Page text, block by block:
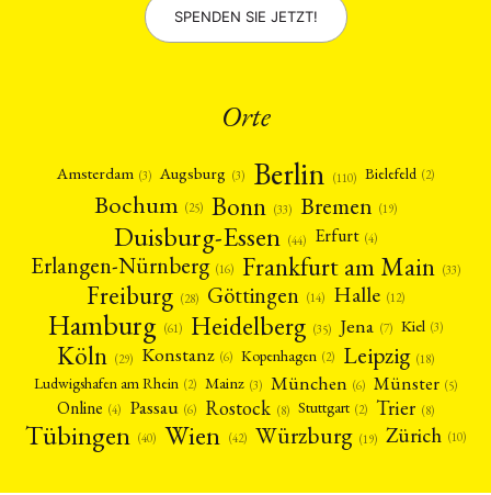
SPENDEN SIE JETZT!
Orte
Amsterdam (3) Augsburg (3) Berlin (110) Bielefeld (2)
Bochum (25) Bonn (33) Bremen (19)
Duisburg-Essen (44) Erfurt (4)
Erlangen-Nürnberg (16) Frankfurt am Main (33)
Freiburg (28) Göttingen (14) Halle (12)
Hamburg (61) Heidelberg (35) Jena (7) Kiel (3)
Köln (29) Konstanz (6) Kopenhagen (2) Leipzig (18)
Ludwigshafen am Rhein (2) Mainz (3) München (6) Münster (5)
Online (4) Passau (6) Rostock (8) Stuttgart (2) Trier (8)
Tübingen (40) Wien (42) Würzburg (19) Zürich (10)